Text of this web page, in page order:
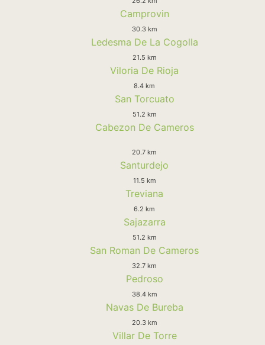
Camprovin
30.3 km
Ledesma De La Cogolla
21.5 km
Viloria De Rioja
8.4 km
San Torcuato
51.2 km
Cabezon De Cameros
20.7 km
Santurdejo
11.5 km
Treviana
6.2 km
Sajazarra
51.2 km
San Roman De Cameros
32.7 km
Pedroso
38.4 km
Navas De Bureba
20.3 km
Villar De Torre